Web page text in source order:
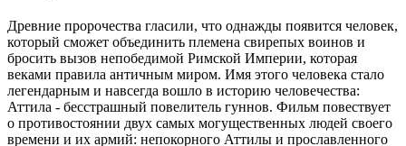
Древние пророчества гласили, что однажды появится человек,
который сможет объединить племена свирепых воинов и
бросить вызов непобедимой Римской Империи, которая
веками правила античным миром. Имя этого человека стало
легендарным и навсегда вошло в историю человечества:
Аттила - бесстрашный повелитель гуннов. Фильм повествует
о противостоянии двух самых могущественных людей своего
времени и их армий: непокорного Аттилы и прославленного